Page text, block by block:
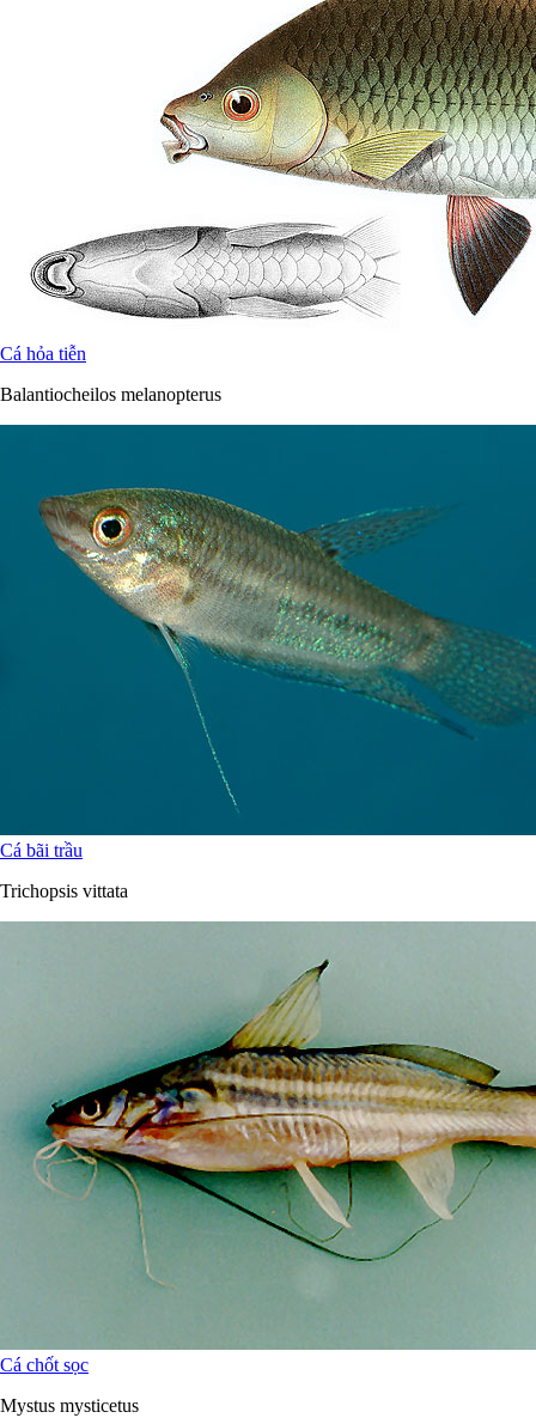
Cá hỏa tiễn
Balantiocheilos melanopterus
Cá bãi trầu
Trichopsis vittata
Cá chốt sọc
Mystus mysticetus